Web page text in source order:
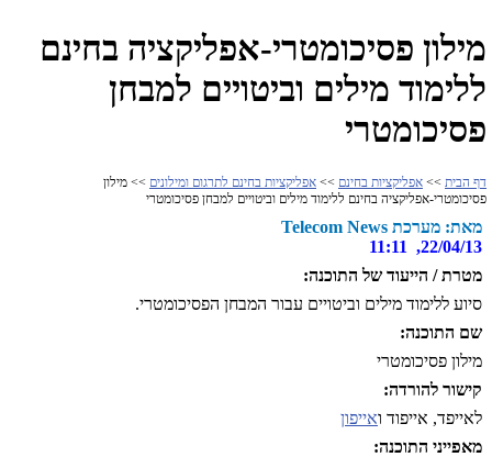
מילון פסיכומטרי-אפליקציה בחינם
ללימוד מילים וביטויים למבחן
פסיכומטרי
דף הבית >> אפליקציות בחינם >> אפליקציות בחינם לתרגום ומילונים >> מילון
פסיכומטרי-אפליקציה בחינם ללימוד מילים וביטויים למבחן פסיכומטרי
מאת: מערכת Telecom News
22/04/13, 11:11
מטרת / הייעוד של התוכנה:
סיוע ללימוד מילים וביטויים עבור המבחן הפסיכומטרי.
שם התוכנה:
מילון פסיכומטרי
קישור להורדה:
לאייפד, אייפוד ואייפון
מאפייני התוכנה: